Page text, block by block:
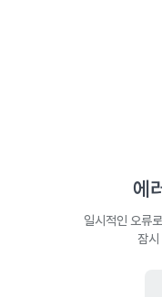
에
일시적인 오류
잠